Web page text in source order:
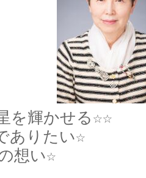
を輝かせる☆☆
りたい☆
い☆